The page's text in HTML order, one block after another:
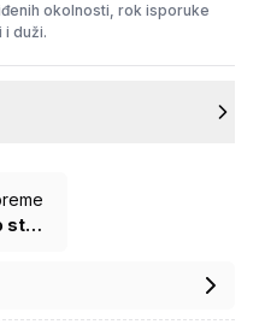
okolnosti, rok isporuke
i duži.
Zaštitno staklo za mobilne telefone